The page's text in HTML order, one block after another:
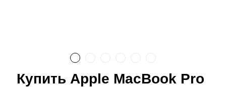
Купить Apple MacBook Pro